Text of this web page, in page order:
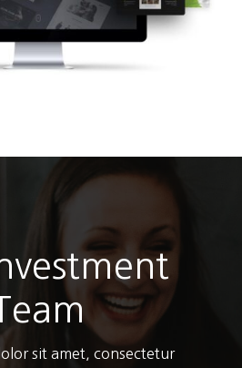
sit amet, consectetur